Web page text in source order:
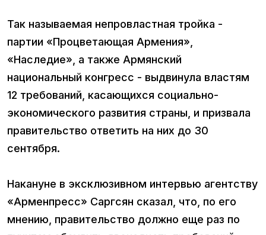
Так называемая непровластная тройка -
партии «Процветающая Армения»,
«Наследие», а также Армянский
национальный конгресс - выдвинула властям
12 требований, касающихся социально-
экономического развития страны, и призвала
правительство ответить на них до 30
сентября.
Накануне в эксклюзивном интервью агентству
«Арменпресс» Саргсян сказал, что, по его
мнению, правительство должно еще раз по